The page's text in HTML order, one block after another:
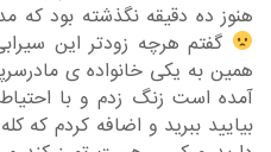
هنوز ده دقیقه نگذشته بود که
گفتم هرچه زودتر این
همین به یکی خانواده ی
آمده است زنگ زدم و با
بیایید ببرید و اضافه کردم